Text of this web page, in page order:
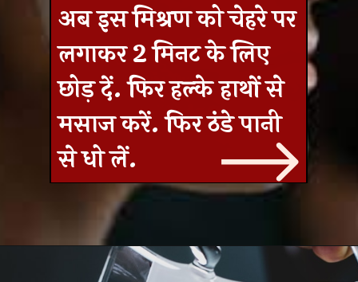
अब इस मिश्रण को चेहरे पर
लगाकर 2 मिनट के लिए
छोड़ दें. फिर हल्‍के हाथों से
मसाज करें. फिर ठंडे पानी
से धो लें.